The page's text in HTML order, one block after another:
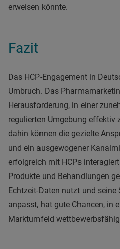
erweisen könnte.
Fazit
Das HCP-Engagement in
Umbruch. Das
Herausforderung, in einer
regulierten Umgebung effektiv
dahin können die gezielte
und ein ausgewogener
erfolgreich mit HCPs
Produkte und Behandlungen
Echtzeit-Daten nutzt und
anpasst, hat gute Chancen, in
Marktumfeld